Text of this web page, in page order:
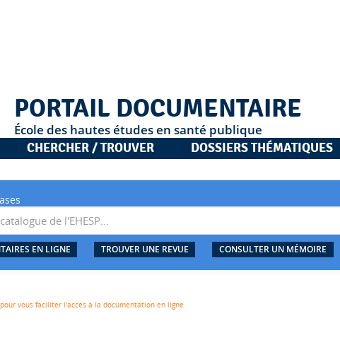
PORTAIL DOCUMENTAIRE
École des hautes études en santé publique
CHERCHER / TROUVER DOSSIERS THÉMATIQUES
EN LIGNE TROUVER UNE REVUE CONSULTER UN MÉMOIRE
vous faciliter l'accès à la documentation en ligne